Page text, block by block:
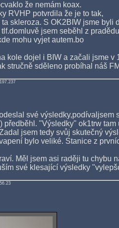
že nemám koax.
RVHP potvrdila že je to tak,
skleroza. S OK2BIW jsme byli
jsem seběhl z
mohu vyjet autem.bo
kole dojel i BIW a začali jsme v
stručně sděleno probíhal náš
své výsledky,podívaljsem
předběhl. "Výsledky" ok1trw tam
jsem tedy svůj skutečný
bylo veliké. Stanice z
Měl jsem asi raději tu chybu
své klesající výsledky